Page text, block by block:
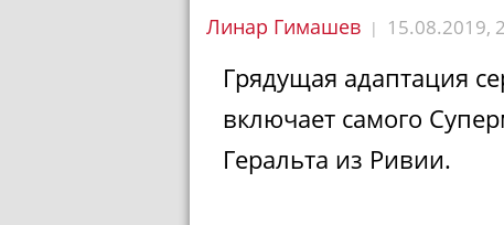
Линар Гимашев | 15.08.2019,
Грядущая адаптация
включает самого
Геральта из Ривии.